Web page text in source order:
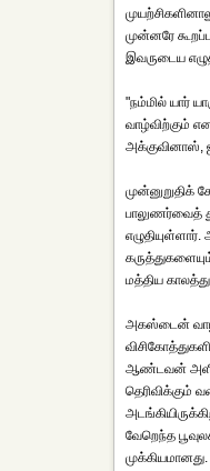
முன்னரே
இவருடைய
"நம்மில் யார்
வாழ்விற்கும்
அக்குவினாஸ்,
முன்னுறுதிக்
பாலுணர்வைத்
மத்திய
அகஸ்டைன்
ஆண்டவன் அளித்த
தெரிவிக்கும்
வேறெந்த